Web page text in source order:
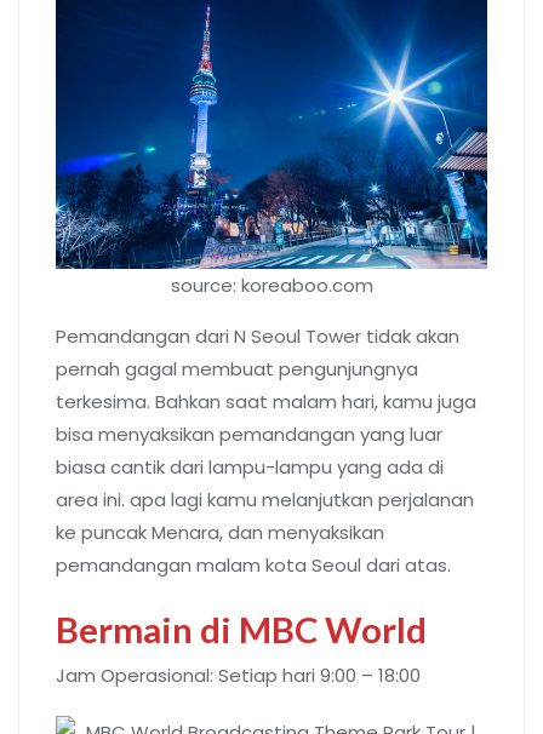
source: koreaboo.com
Pemandangan dari N Seoul Tower tidak akan
pernah gagal membuat pengunjungnya
terkesima. Bahkan saat malam hari, kamu juga
bisa menyaksikan pemandangan yang luar
biasa cantik dari lampu-lampu yang ada di
area ini. apa lagi kamu melanjutkan perjalanan
ke puncak Menara, dan menyaksikan
pemandangan malam kota Seoul dari atas.
Bermain di MBC World
Jam Operasional: Setiap hari 9:00 – 18:00